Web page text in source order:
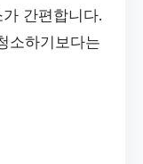
간편합니다.
소하기보다는